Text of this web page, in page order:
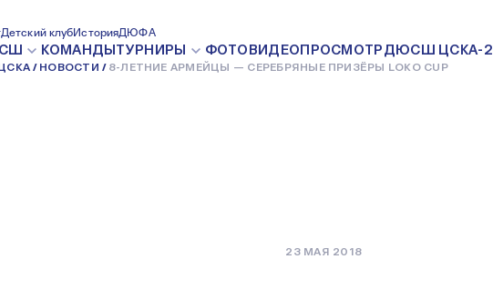
Детский клубИсторияДЮФА
КОМАНДЫТУРНИРЫ ФОТОВИДЕОПРОСМОТРДЮСШ ЦСКА-2
НОВОСТИ 8-ЛЕТНИЕ АРМЕЙЦЫ — СЕРЕБРЯНЫЕ ПРИЗЁРЫ LOKO CUP
—
LOKO
23 МАЯ 2018